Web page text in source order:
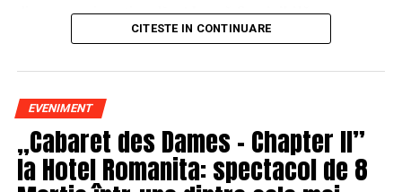
campania națională„Aleg să fiu vizibilă„, o
inițiativă care combină sesiuni de fotografie de brand
prezentă, cu numele tău și cu afacerea ta, în spațiul
public.
La Cluj-Napoca, sesiunile foto au fost susținute de doi
fotografi profesioniști:Valentina Mihalache
(lightsun.ro) șiDeni Sîrb(DA Studio). Valentina a venit
CITESTE IN CONTINUARE
EVENIMENT
„Cabaret des Dames – Chapter II”
la Hotel Romanita: spectacol de 8